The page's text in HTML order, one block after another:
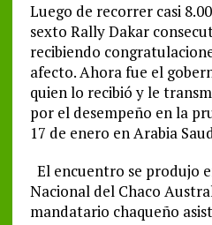
Luego de recorrer casi
sexto Rally Dakar
recibiendo
afecto. Ahora fue el
quien lo recibió y le
por el desempeño en la
17 de enero en Arabia
El encuentro se produjo
Nacional del Chaco
mandatario chaqueño